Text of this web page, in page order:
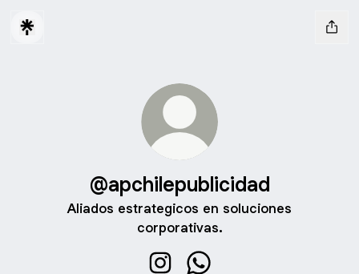
@apchilepublicidad
Aliados estrategicos en soluciones
corporativas.